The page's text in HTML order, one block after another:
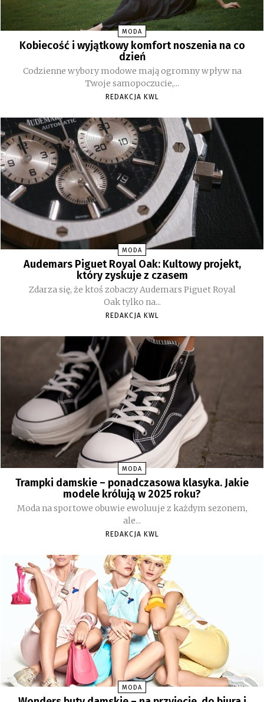
MODA
Kobiecość i wyjątkowy komfort noszenia na co
dzień
Codzienne wybory modowe mają ogromny wpływ na
Twoje samopoczucie,...
REDAKCJA KWL
MODA
Audemars Piguet Royal Oak: Kultowy projekt,
który zyskuje z czasem
Zdarza się, że ktoś zobaczy Audemars Piguet Royal
Oak tylko na...
REDAKCJA KWL
MODA
Trampki damskie – ponadczasowa klasyka. Jakie
modele królują w 2025 roku?
Moda na sportowe obuwie ewoluuje z każdym sezonem,
ale...
REDAKCJA KWL
MODA